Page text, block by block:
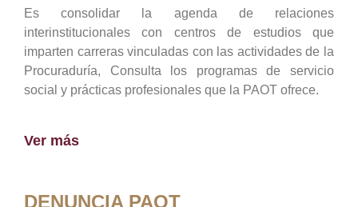
Es consolidar la agenda de relaciones
interinstitucionales con centros de estudios que
imparten carreras vinculadas con las actividades de la
Procuraduría, Consulta los programas de servicio
social y prácticas profesionales que la PAOT ofrece.
Ver más
DENUNCIA PAOT